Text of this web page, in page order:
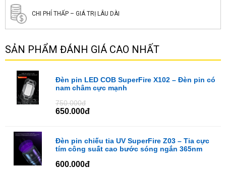
CHI PHÍ THẤP – GIÁ TRỊ LÂU DÀI
SẢN PHẨM ĐÁNH GIÁ CAO NHẤT
Đèn pin LED COB SuperFire X102 – Đèn pin có
nam châm cực mạnh
750.000đ
650.000đ
Đèn pin chiếu tia UV SuperFire Z03 – Tia cực
tím công suất cao bước sóng ngắn 365nm
600.000đ